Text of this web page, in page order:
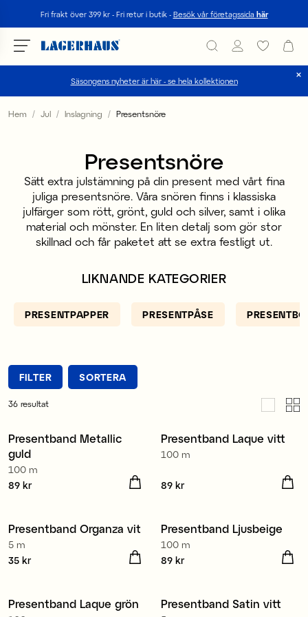
Fri frakt över 399 kr - Fri retur i butik - Besök vår företagssida här
Säsongens nyheter är här - se hela kollektionen
Välj språk / valuta
FI / EUR
NO / NKR
SE / SEK
Hem Jul Inslagning Presentsnöre
Presentsnöre
Sätt extra julstämning på din present med vårt fina
juliga presentsnöre. Våra snören finns i klassiska
julfärger som rött, grönt, guld och silver, samt i olika
material och mönster. En liten detalj som gör stor
skillnad och får paketet att se extra festligt ut.
LIKNANDE KATEGORIER
PRESENTPAPPER PRESENTPÅSE
FILTER SORTERA
36 resultat
4 för 3
Presentband Metallic
guld
100 m
Pris:
89 kr
4 för 3
Presentband Laque vitt
100 m
Pris:
89 kr
4 för 3
Presentband Organza vit
5 m
Pris:
35 kr
4 för 3
Presentband Ljusbeige
100 m
Pris:
89 kr
4 för 3
Presentband Laque grön 4 för 3
Presentband Satin vitt